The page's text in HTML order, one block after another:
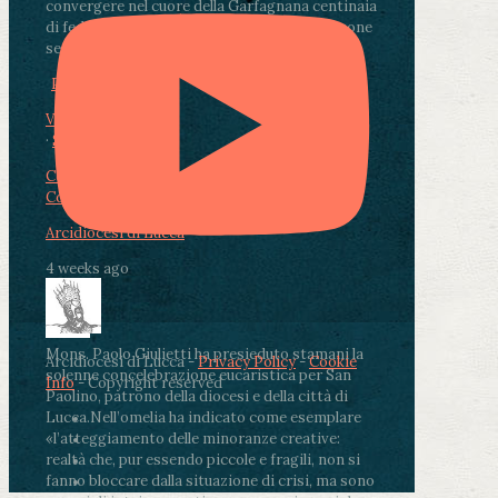
convergere nel cuore della Garfagnana centinaia
di fedeli, operatori sanitari, volontari e persone
segnate dalla malattia.
Photo
View on Facebook
· Share
Condividi su Facebook
Condividi su LinkedIn
Arcidiocesi di Lucca
4 weeks ago
Mons. Paolo Giulietti ha presieduto stamani la
solenne concelebrazione eucaristica per San
Paolino, patrono della diocesi e della città di
Lucca.Nell’omelia ha indicato come esemplare
«l’atteggiamento delle minoranze creative:
realtà che, pur essendo piccole e fragili, non si
fanno bloccare dalla situazione di crisi, ma sono
Arcidiocesi di Lucca -Privacy Policy-Cookie
Info- Copyright reserved